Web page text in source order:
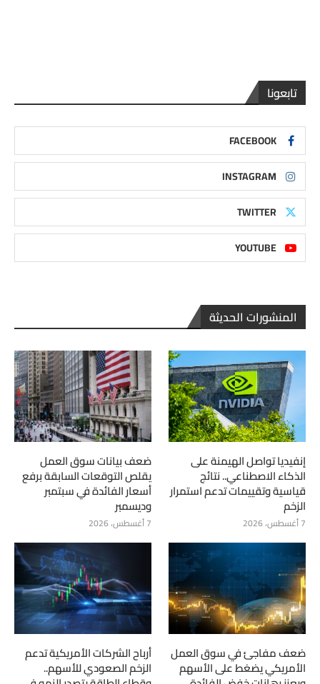
تابعونا
FACEBOOK
INSTAGRAM
TWITTER
YOUTUBE
المنشورات الحديثة
إنفيديا تواصل الهيمنة على
الذكاء الاصطناعي.. نتائج
قياسية وتقييمات تدعم استمرار
الزخم
7 أغسطس، 2026
ضعف بيانات سوق العمل
يقلص التوقعات السابقة برفع
أسعار الفائدة في سبتمبر
وديسمبر
7 أغسطس، 2026
ضعف مفاجئ في سوق العمل
الأمريكي يضغط على الأسهم
أرباح الشركات الأمريكية تدعم
الزخم الصعودي للأسهم..